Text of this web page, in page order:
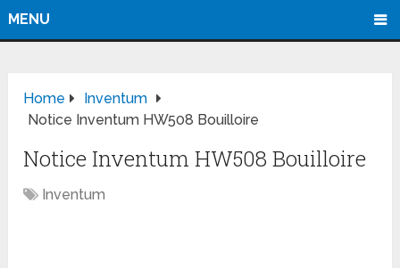
MENU
Home
Inventum
Notice Inventum HW508 Bouilloire
Notice Inventum HW508 Bouilloire
Inventum